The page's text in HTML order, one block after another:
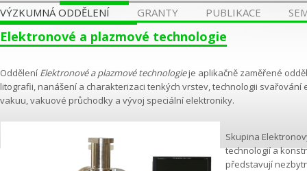
VÝZKUMNÁ ODDĚLENÍ
GRANTY PUBLIKACE
Elektronové a plazmové technologie
Oddělení Elektronové a plazmové technologieje aplikačně zaměřené
litografii, nanášení a charakterizaci tenkých vrstev, technologii svařování
vakuu, vakuové průchodky a vývoj speciální elektroniky.
Skupina
technologií a
představují